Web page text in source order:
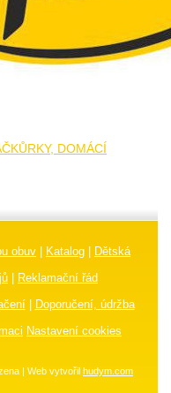
DOMÁCÍ
obuv Katalog
Dětská
Reklamační řád
|
Doporučení, údržba
Nastavení cookies
| Web vytvořil hudym.com